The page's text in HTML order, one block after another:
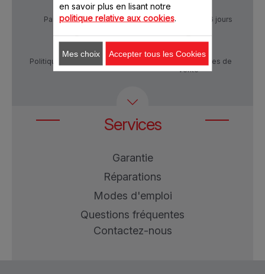
Paiement Sécurisé Livraison sous 5 à 6 jours
Politique de confidentialité
Conditions générales de
vente
Services
Garantie
Réparations
Modes d'emploi
Questions fréquentes
Contactez-nous
en savoir plus en lisant notre
politique relative aux cookies.
Mes choix Accepter tous les Cookies